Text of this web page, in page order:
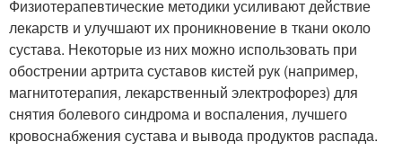
Физиотерапевтические методики усиливают действие
лекарств и улучшают их проникновение в ткани около
сустава. Некоторые из них можно использовать при
обострении артрита суставов кистей рук (например,
магнитотерапия, лекарственный электрофорез) для
снятия болевого синдрома и воспаления, лучшего
кровоснабжения сустава и вывода продуктов распада.